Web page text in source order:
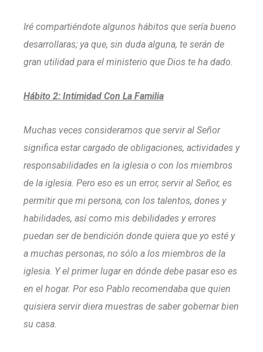
Iré compartiéndote algunos hábitos que sería bueno
desarrollaras; ya que, sin duda alguna, te serán de
gran utilidad para el ministerio que Dios te ha dado.
Hábito 2: Intimidad Con La Familia
Muchas veces consideramos que servir al Señor
significa estar cargado de obligaciones, actividades y
responsabilidades en la iglesia o con los miembros
de la iglesia. Pero eso es un error, servir al Señor, es
permitir que mi persona, con los talentos, dones y
habilidades, así como mis debilidades y errores
puedan ser de bendición donde quiera que yo esté y
a muchas personas, no sólo a los miembros de la
iglesia. Y el primer lugar en dónde debe pasar eso es
en el hogar. Por eso Pablo recomendaba que quien
quisiera servir diera muestras de saber gobernar bien
su casa.